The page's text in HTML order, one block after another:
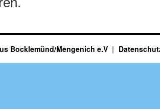
Bocklemünd/Mengenich e.V